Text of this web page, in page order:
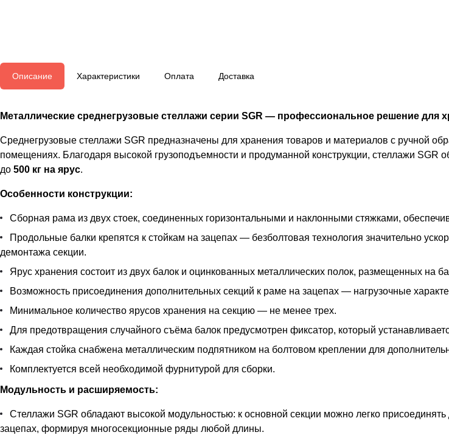
Описание Характеристики Оплата Доставка
Металлические среднегрузовые стеллажи серии SGR — профессиональное решение для
Среднегрузовые стеллажи SGR предназначены для хранения товаров и материалов с ручной
помещениях. Благодаря высокой грузоподъемности и продуманной конструкции, стеллажи SGR
до 500 кг на ярус.
Особенности конструкции:
Сборная рама из двух стоек, соединенных горизонтальными и наклонными стяжками,
Продольные балки крепятся к стойкам на зацепах — безболтовая технология значительно
демонтажа секции.
Ярус хранения состоит из двух балок и оцинкованных металлических полок, размещенных на
Возможность присоединения дополнительных секций к раме на зацепах — нагрузочные
Минимальное количество ярусов хранения на секцию — не менее трех.
Для предотвращения случайного съёма балок предусмотрен фиксатор, который
Каждая стойка снабжена металлическим подпятником на болтовом креплении для
Комплектуется всей необходимой фурнитурой для сборки.
Модульность и расширяемость:
Стеллажи SGR обладают высокой модульностью: к основной секции можно легко
зацепах, формируя многосекционные ряды любой длины.